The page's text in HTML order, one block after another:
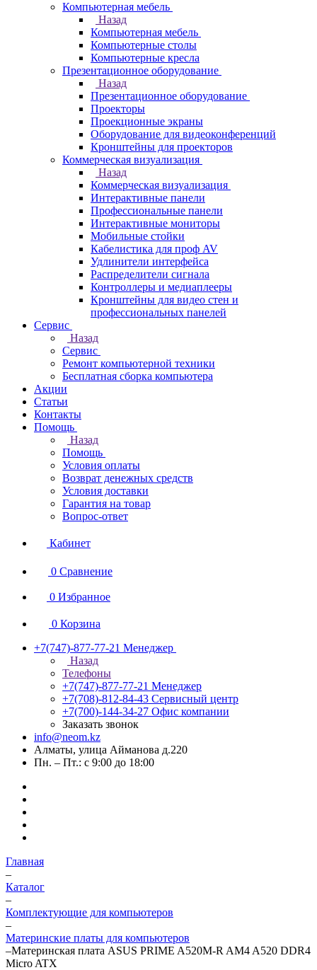
Компьютерная мебель
Назад
Компьютерная мебель
Компьютерные столы
Компьютерные кресла
Презентационное оборудование
Назад
Презентационное оборудование
Проекторы
Проекционные экраны
Оборудование для видеоконференций
Кронштейны для проекторов
Коммерческая визуализация
Назад
Коммерческая визуализация
Интерактивные панели
Профессиональные панели
Интерактивные мониторы
Мобильные стойки
Кабелистика для проф AV
Удлинители интерфейса
Распределители сигнала
Контроллеры и медиаплееры
Кронштейны для видео стен и
профессиональных панелей
Сервис
Назад
Сервис
Ремонт компьютерной техники
Бесплатная сборка компьютера
Акции
Статьи
Контакты
Помощь
Назад
Помощь
Условия оплаты
Возврат денежных средств
Условия доставки
Гарантия на товар
Вопрос-ответ
Кабинет
0 Сравнение
0 Избранное
0 Корзина
+7(747)-877-77-21 Менеджер
Назад
Телефоны
+7(747)-877-77-21 Менеджер
+7(708)-812-84-43 Сервисный центр
+7(700)-144-34-27 Офис компании
Заказать звонок
info@neom.kz
Алматы, улица Айманова д.220
Пн. – Пт.: с 9:00 до 18:00
Главная
–
Каталог
–
Комплектующие для компьютеров
–
Материнские платы для компьютеров
–Материнская плата ASUS PRIME A520M-R AM4 A520 DDR4
Micro ATX